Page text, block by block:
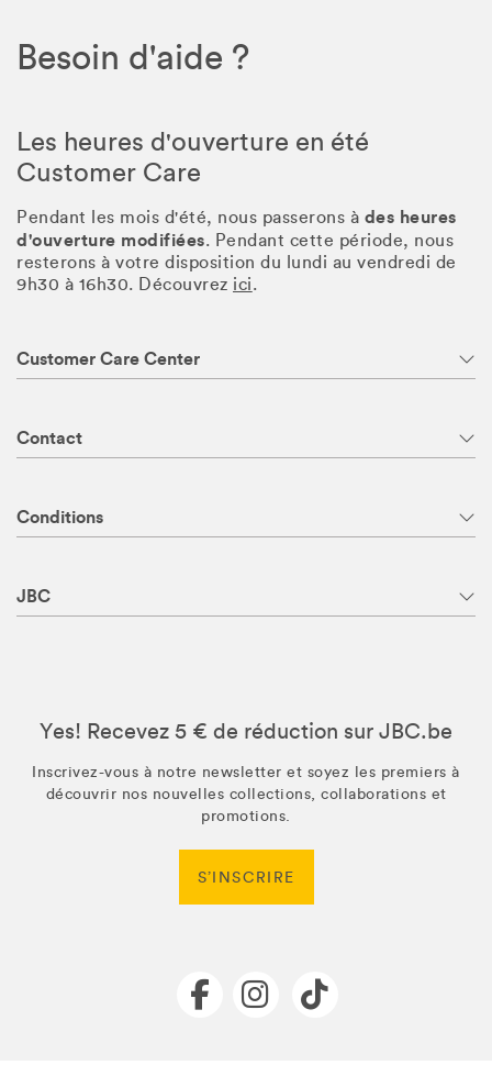
Besoin d'aide ?
Les heures d'ouverture en été
Customer Care
Pendant les mois d'été, nous passerons à des heures
d'ouverture modifiées. Pendant cette période, nous
resterons à votre disposition du lundi au vendredi de
9h30 à 16h30. Découvrez ici.
Customer Care Center
Contact
Conditions
JBC
Yes! Recevez 5 € de réduction sur JBC.be
Inscrivez-vous à notre newsletter et soyez les premiers à
découvrir nos nouvelles collections, collaborations et
promotions.
S’INSCRIRE